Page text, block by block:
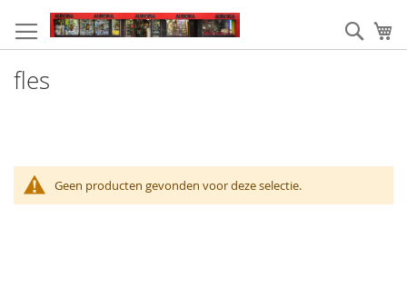
naar
de
Zoek
fles
Geen producten gevonden voor deze selectie.